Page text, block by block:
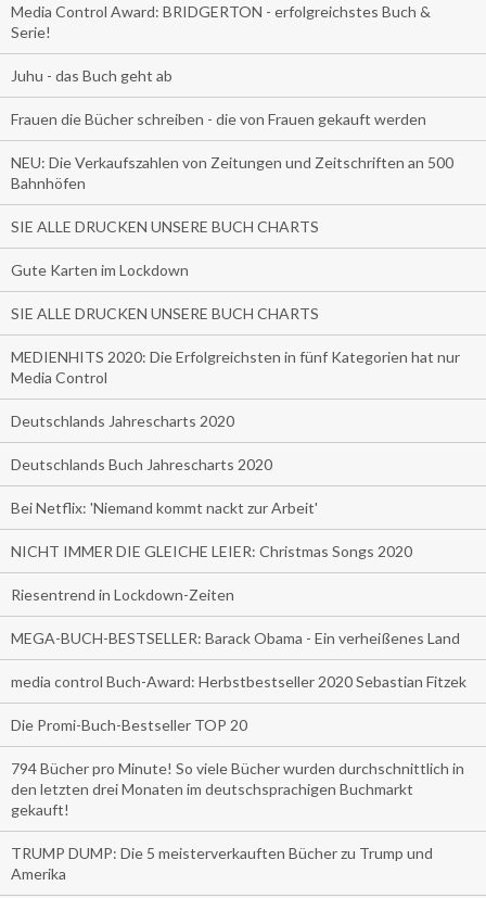
Media Control Award: BRIDGERTON - erfolgreichstes Buch &
Serie!
Juhu - das Buch geht ab
Frauen die Bücher schreiben - die von Frauen gekauft werden
NEU: Die Verkaufszahlen von Zeitungen und Zeitschriften an 500
Bahnhöfen
SIE ALLE DRUCKEN UNSERE BUCH CHARTS
Gute Karten im Lockdown
SIE ALLE DRUCKEN UNSERE BUCH CHARTS
MEDIENHITS 2020: Die Erfolgreichsten in fünf Kategorien hat nur
Media Control
Deutschlands Jahrescharts 2020
Deutschlands Buch Jahrescharts 2020
Bei Netflix: 'Niemand kommt nackt zur Arbeit'
NICHT IMMER DIE GLEICHE LEIER: Christmas Songs 2020
Riesentrend in Lockdown-Zeiten
MEGA-BUCH-BESTSELLER: Barack Obama - Ein verheißenes Land
media control Buch-Award: Herbstbestseller 2020 Sebastian Fitzek
Die Promi-Buch-Bestseller TOP 20
794 Bücher pro Minute! So viele Bücher wurden durchschnittlich in
den letzten drei Monaten im deutschsprachigen Buchmarkt
gekauft!
TRUMP DUMP: Die 5 meisterverkauften Bücher zu Trump und
Amerika